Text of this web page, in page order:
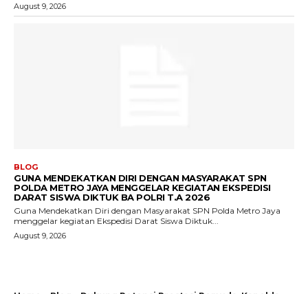
August 9, 2026
BLOG
GUNA MENDEKATKAN DIRI DENGAN MASYARAKAT SPN
POLDA METRO JAYA MENGGELAR KEGIATAN EKSPEDISI
DARAT SISWA DIKTUK BA POLRI T.A 2026
Guna Mendekatkan Diri dengan Masyarakat SPN Polda Metro Jaya
menggelar kegiatan Ekspedisi Darat Siswa Diktuk...
August 9, 2026